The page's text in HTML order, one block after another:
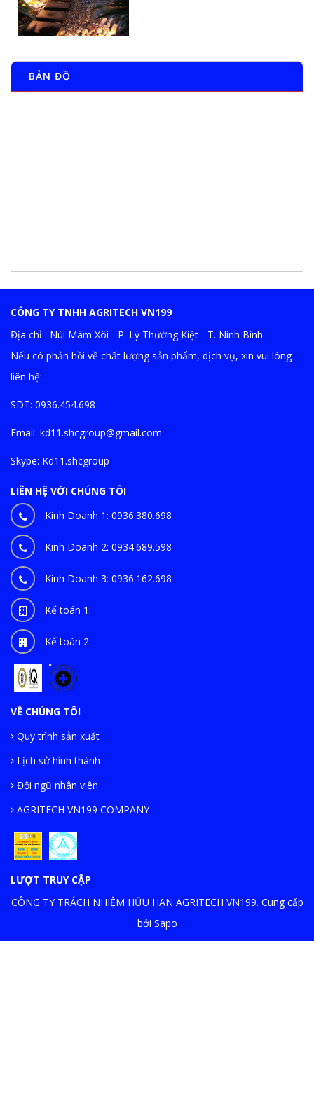
BẢN ĐỒ
CÔNG TY TNHH AGRITECH VN199
Địa chỉ : Núi Mâm Xôi - P. Lý Thường Kiệt - T. Ninh Bình
Nếu có phản hồi về chất lượng sản phẩm, dịch vụ, xin vui lòng
liên hệ:
SDT: 0936.454.698
Email: kd11.shcgroup@gmail.com
Skype: Kd11.shcgroup
LIÊN HỆ VỚI CHÚNG TÔI
Kinh Doanh 1: 0936.380.698
Kinh Doanh 2: 0934.689.598
Kinh Doanh 3: 0936.162.698
Kế toán 1:
Kế toán 2:
VỀ CHÚNG TÔI
Quy trình sản xuất
Lịch sử hình thành
Đội ngũ nhân viên
AGRITECH VN199 COMPANY
LƯỢT TRUY CẬP
CÔNG TY TRÁCH NHIỆM HỮU HẠN AGRITECH VN199. Cung cấp
bởi Sapo